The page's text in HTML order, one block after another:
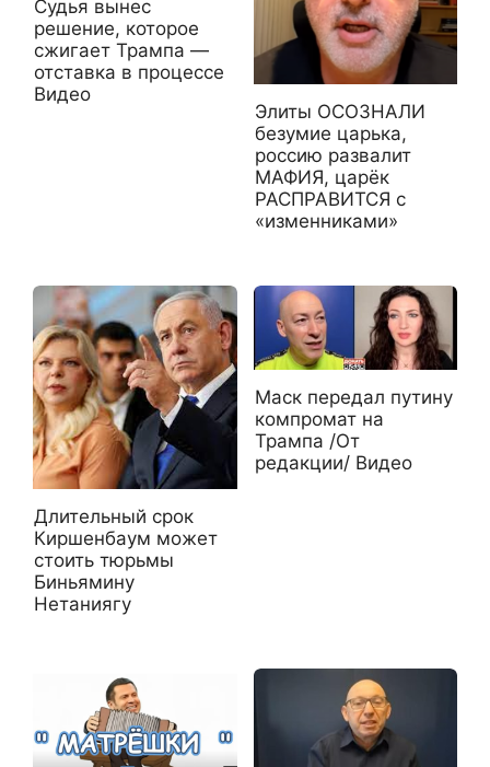
Судья вынес
решение, которое
сжигает Трампа —
отставка в процессе
Видео
Элиты ОСОЗНАЛИ
безумие царька,
россию развалит
МАФИЯ, царёк
РАСПРАВИТСЯ с
«изменниками»
Длительный срок
Киршенбаум может
стоить тюрьмы
Биньямину
Нетаниягу
Маск передал путину
компромат на
Трампа /От
редакции/ Видео